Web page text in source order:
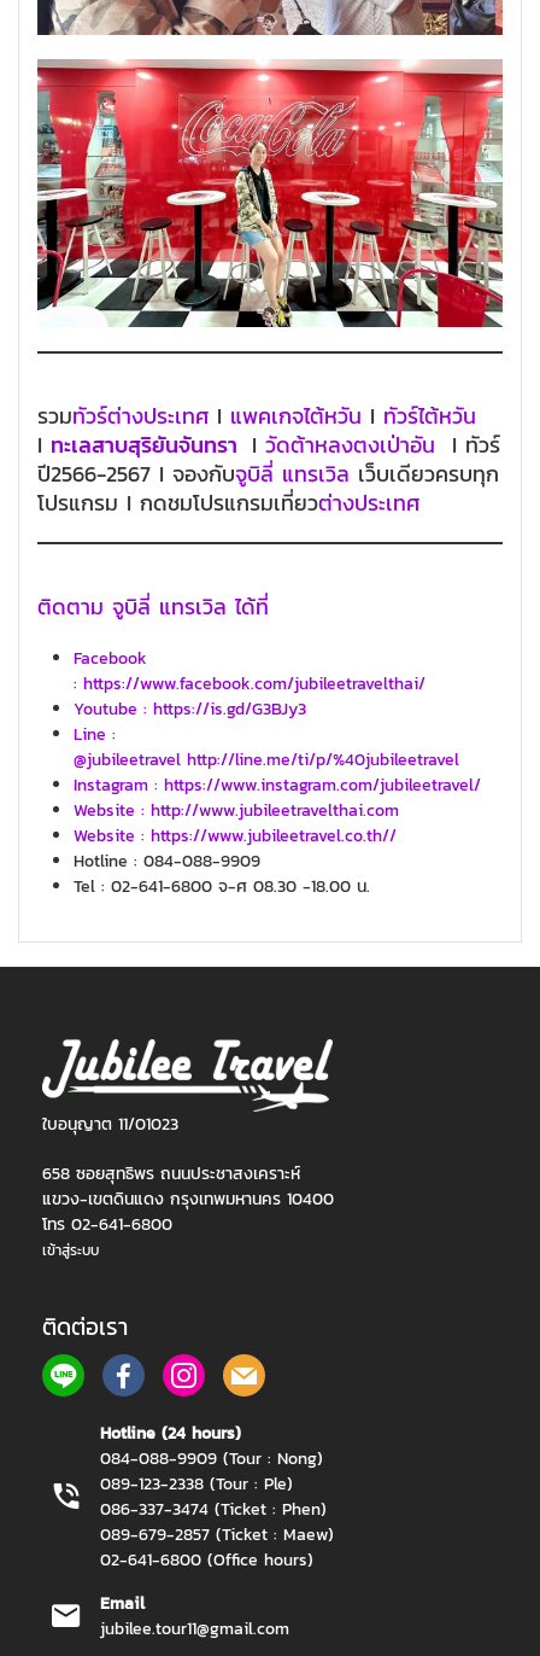
รวมทัวร์ต่างประเทศ I แพคเกจไต้หวัน I ทัวร์ไต้หวัน
I ทะเลสาบสุริยันจันทรา I วัดต้าหลงตงเป่าอัน
I ทัวร์
ปี2566-2567 I จองกับจูบิลี่ แทรเวิล เว็บเดียวครบทุก
โปรแกรม I กดชมโปรแกรมเที่ยวต่างประเทศ
ติดตาม จูบิลี่ แทรเวิล ได้ที่
Facebook
: https://www.facebook.com/jubileetravelthai/
Youtube : https://is.gd/G3BJy3
Line :
@jubileetravel http://line.me/ti/p/%40jubileetravel
Instagram : https://www.instagram.com/jubileetravel/
Website : http://www.jubileetravelthai.com
Website : https://www.jubileetravel.co.th//
Hotline : 084-088-9909
Tel : 02-641-6800 จ-ศ 08.30 -18.00 น.
ใบอนุญาต 11/01023
658 ซอยสุทธิพร ถนนประชาสงเคราะห์
แขวง-เขตดินแดง กรุงเทพมหานคร 10400
โทร 02-641-6800
เข้าสู่ระบบ
ติดต่อเรา
Hotline (24 hours)
084-088-9909 (Tour : Nong)
089-123-2338 (Tour : Ple)
086-337-3474 (Ticket : Phen)
089-679-2857 (Ticket : Maew)
02-641-6800 (Office hours)
Email
jubilee.tour11@gmail.com